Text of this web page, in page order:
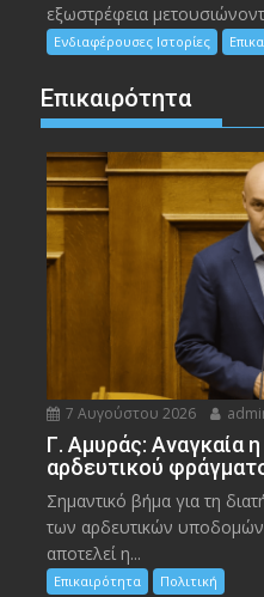
εξωστρέφεια
Ενδιαφέρουσες Ιστορίες
Επικαιρότητα
7 Αυγούστου 2026
Γ. Αμυράς: Αναγκαία
αρδευτικού
Σημαντικό βήμα για τη
των αρδευτικών
αποτελεί η...
Επικαιρότητα Πολιτική